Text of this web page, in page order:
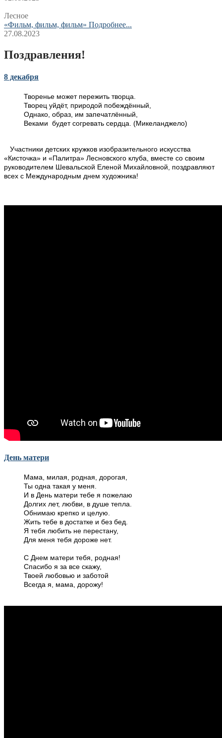
Лесное
«Фильм, фильм, фильм» Подробнее...
27.08.2023
Поздравления!
8 декабря
Творенье может пережить творца.
Творец уйдёт, природой побеждённый,
Однако, образ, им запечатлённый,
Веками будет согревать сердца. (Микеланджело)
Участники детских кружков изобразительного искусства
«Кисточка» и «Палитра» Лесновского клуба, вместе со своим
руководителем Шевальской Еленой Михайловной, поздравляют
всех с Международным днем художника!
День матери
Мама, милая, родная, дорогая,
Ты одна такая у меня.
И в День матери тебе я пожелаю
Долгих лет, любви, в душе тепла.
Обнимаю крепко и целую.
Жить тебе в достатке и без бед.
Я тебя любить не перестану,
Для меня тебя дороже нет.
С Днем матери тебя, родная!
Спасибо я за все скажу,
Твоей любовью и заботой
Всегда я, мама, дорожу!